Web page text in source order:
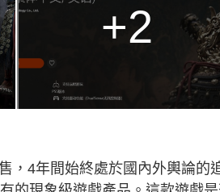
+2
，4年間始終處於國內外輿論的